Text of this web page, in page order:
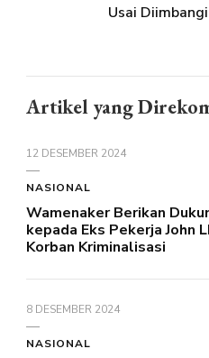
Usai
Artikel yang
12 DESEMBER 2024
NASIONAL
Wamenaker Berikan
kepada Eks Pekerja John
Korban Kriminalisasi
8 DESEMBER 2024
NASIONAL